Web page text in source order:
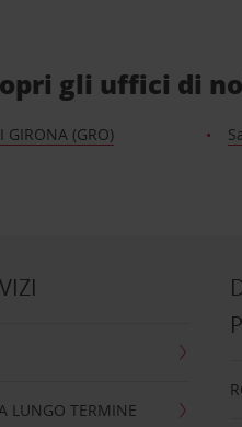
gli uffici di
(GRO)
LUNGO TERMINE